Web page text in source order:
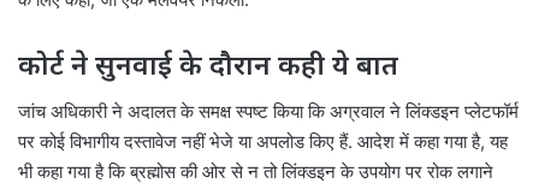
कोर्ट ने सुनवाई के दौरान कही ये बात
जांच अधिकारी ने अदालत के समक्ष स्पष्ट किया कि अग्रवाल ने लिंक्डइन प्लेटफॉर्म
पर कोई विभागीय दस्तावेज नहीं भेजे या अपलोड किए हैं. आदेश में कहा गया है, यह
भी कहा गया है कि ब्रह्मोस की ओर से न तो लिंक्डइन के उपयोग पर रोक लगाने